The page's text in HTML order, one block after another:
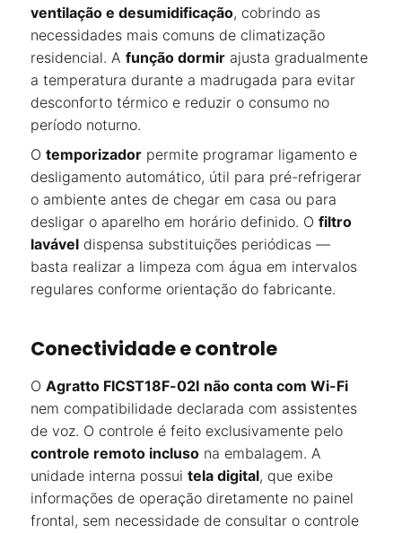
ventilação e desumidificação, cobrindo as
necessidades mais comuns de climatização
residencial. A função dormir ajusta gradualmente
a temperatura durante a madrugada para evitar
desconforto térmico e reduzir o consumo no
período noturno.
O temporizador permite programar ligamento e
desligamento automático, útil para pré-refrigerar
o ambiente antes de chegar em casa ou para
desligar o aparelho em horário definido. O filtro
lavável dispensa substituições periódicas —
basta realizar a limpeza com água em intervalos
regulares conforme orientação do fabricante.
Conectividade e controle
O Agratto FICST18F-02I não conta com Wi-Fi
nem compatibilidade declarada com assistentes
de voz. O controle é feito exclusivamente pelo
controle remoto incluso na embalagem. A
unidade interna possui tela digital, que exibe
informações de operação diretamente no painel
frontal, sem necessidade de consultar o controle